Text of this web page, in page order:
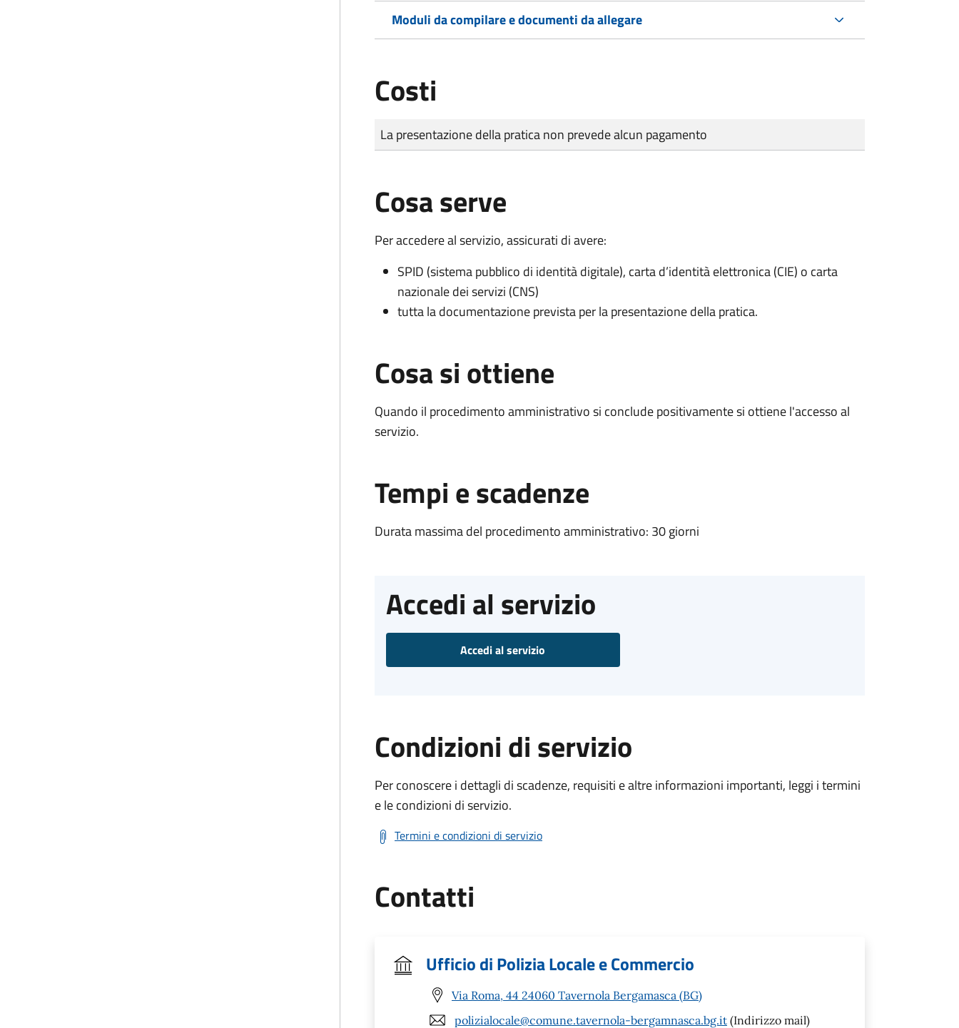
Moduli da compilare e documenti da allegare
Costi
Tipo di pagamento
Importo
La presentazione della pratica non prevede alcun pagamento
Cosa serve
Per accedere al servizio, assicurati di avere:
SPID (sistema pubblico di identità digitale), carta d’identità elettronica (CIE) o carta
nazionale dei servizi (CNS)
tutta la documentazione prevista per la presentazione della pratica.
Cosa si ottiene
Quando il procedimento amministrativo si conclude positivamente si ottiene l'accesso al
servizio.
Tempi e scadenze
Durata massima del procedimento amministrativo: 30 giorni
Accedi al servizio
Accedi al servizio
Condizioni di servizio
Per conoscere i dettagli di scadenze, requisiti e altre informazioni importanti, leggi i termini
e le condizioni di servizio.
Termini e condizioni di servizio
Contatti
Ufficio di Polizia Locale e Commercio
Via Roma, 44 24060 Tavernola Bergamasca (BG)
polizialocale@comune.tavernola-bergamnasca.bg.it (Indirizzo mail)